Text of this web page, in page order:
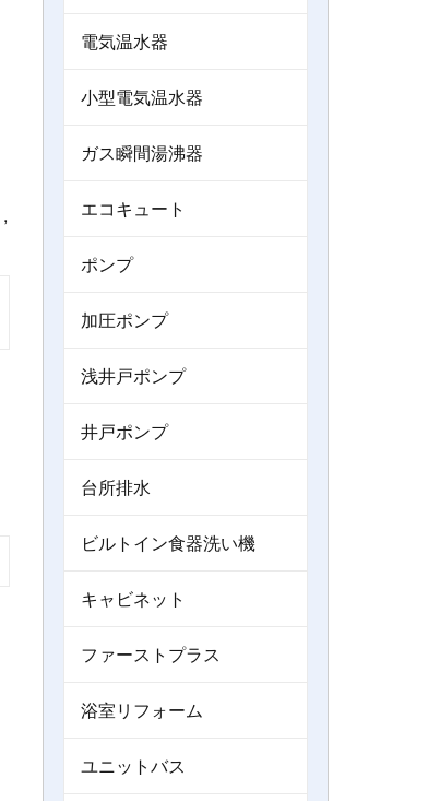
,
電気温水器
小型電気温水器
ガス瞬間湯沸器
エコキュート
ポンプ
加圧ポンプ
浅井戸ポンプ
井戸ポンプ
台所排水
ビルトイン食器洗い機
キャビネット
ファーストプラス
浴室リフォーム
ユニットバス